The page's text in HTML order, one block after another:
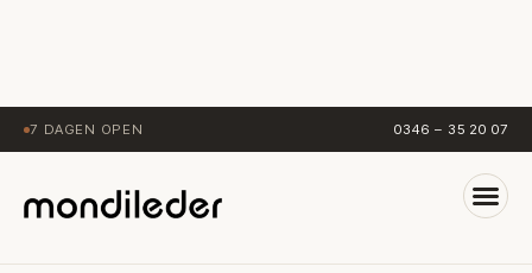
7 DAGEN OPEN 0346 – 35 20 07